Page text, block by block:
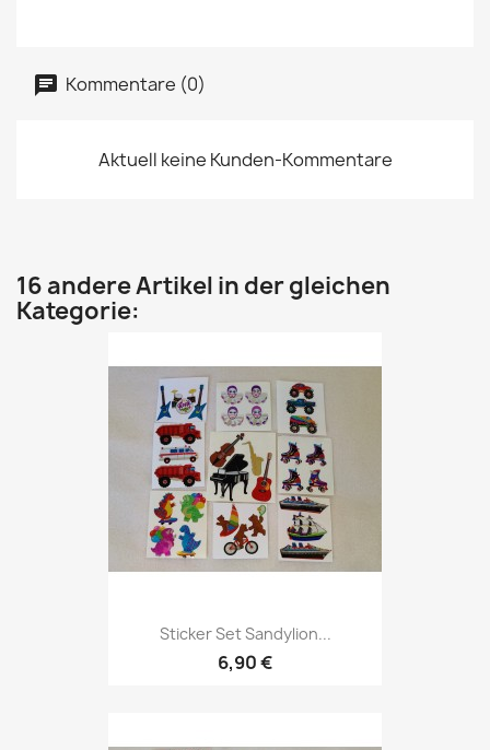
Kommentare (0)
Aktuell keine Kunden-Kommentare
16 andere Artikel in der gleichen
Kategorie:
Sticker Set Sandylion...
6,90 €